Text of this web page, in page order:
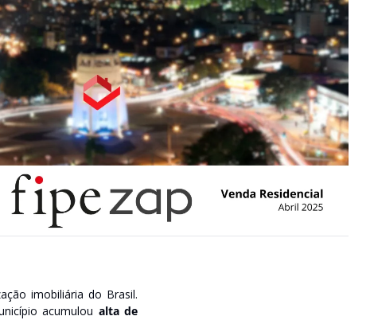
imobiliária do Brasil.
acumulou alta de